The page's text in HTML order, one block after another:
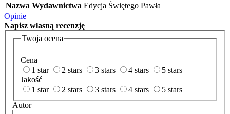
Nazwa Wydawnictwa Edycja Świętego Pawła
Opinie
Napisz własną recenzję
Twoja ocena
Cena
1 star
2 stars 3 stars 4 stars
5 stars
Jakość
1 star
2 stars 3 stars 4 stars
5 stars
Autor